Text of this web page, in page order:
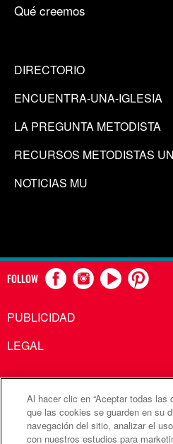
Qué creemos
DIRECTORIO
ENCUENTRA-UNA-IGLESIA
LA PREGUNTA METODISTA
RECURSOS METODISTAS
NOTICIAS MU
FOLLOW
PUBLICIDAD
LEGAL
Comunicaciones Metodistas
Iglesia
Al hacer clic en “Aceptar todas las
que las cookies se guarden en su
navegación del sitio, analizar el
con nuestros estudios para